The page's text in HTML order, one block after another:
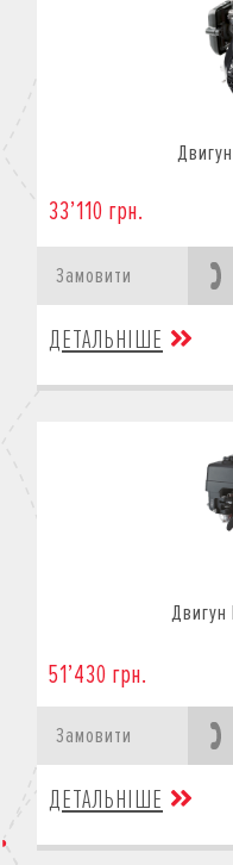
33’110 грн.
Замовити
ДЕТАЛЬНІШЕ
Двигун
51’430 грн.
Замовити
ДЕТАЛЬНІШЕ